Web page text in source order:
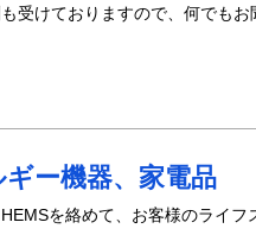
受けておりますので、何でもお
ー機器、家電品
を絡めて、お客様のライフ